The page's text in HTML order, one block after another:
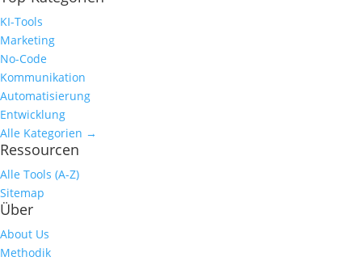
KI-Tools
Marketing
No-Code
Kommunikation
Automatisierung
Entwicklung
Alle Kategorien →
Ressourcen
Alle Tools (A-Z)
Sitemap
Über
About Us
Methodik